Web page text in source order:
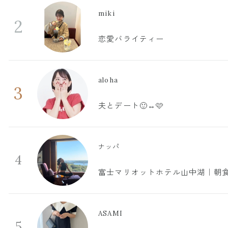
2
miki
恋愛バライティー
3
aloha
夫とデート🙂‍↔️🩷
4
ナッパ
富士マリオットホテル山中湖｜朝
ASAMI